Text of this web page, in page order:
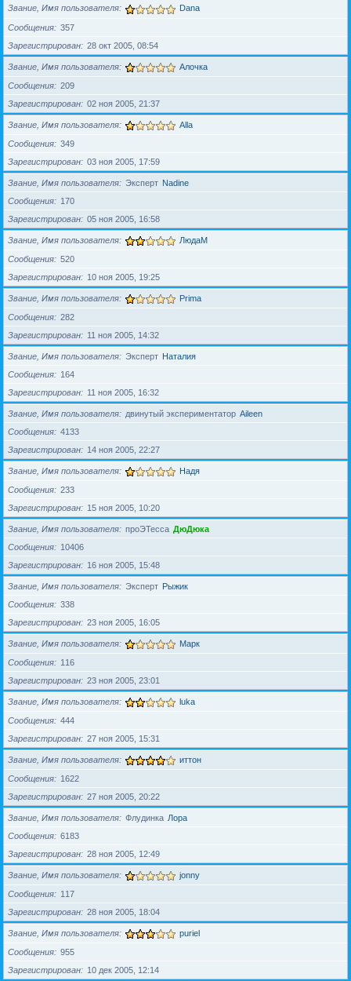
Звание, Имя пользователя Dana
Сообщения
357
Зарегистрирован
28 окт 2005, 08:54
Звание, Имя пользователя Алочка
Сообщения
209
Зарегистрирован
02 ноя 2005, 21:37
Звание, Имя пользователя Alla
Сообщения
349
Зарегистрирован
03 ноя 2005, 17:59
Звание, Имя пользователя Эксперт Nadine
Сообщения
170
Зарегистрирован
05 ноя 2005, 16:58
Звание, Имя пользователя ЛюдаМ
Сообщения
520
Зарегистрирован
10 ноя 2005, 19:25
Звание, Имя пользователя Prima
Сообщения
282
Зарегистрирован
11 ноя 2005, 14:32
Звание, Имя пользователя Эксперт Наталия
Сообщения
164
Зарегистрирован
11 ноя 2005, 16:32
Звание, Имя пользователя двинутый экспериментатор Aileen
Сообщения
4133
Зарегистрирован
14 ноя 2005, 22:27
Звание, Имя пользователя Надя
Сообщения
233
Зарегистрирован
15 ноя 2005, 10:20
Звание, Имя пользователя проЭТесса ДюДюка
Сообщения
10406
Зарегистрирован
16 ноя 2005, 15:48
Звание, Имя пользователя Эксперт Рыжик
Сообщения
338
Зарегистрирован
23 ноя 2005, 16:05
Звание, Имя пользователя Марк
Сообщения
116
Зарегистрирован
23 ноя 2005, 23:01
Звание, Имя пользователя luka
Сообщения
444
Зарегистрирован
27 ноя 2005, 15:31
Звание, Имя пользователя иттон
Сообщения
1622
Зарегистрирован
27 ноя 2005, 20:22
Звание, Имя пользователя Флудинка Лора
Сообщения
6183
Зарегистрирован
28 ноя 2005, 12:49
Звание, Имя пользователя jonny
Сообщения
117
Зарегистрирован
28 ноя 2005, 18:04
Звание, Имя пользователя puriel
Сообщения
955
Зарегистрирован
10 дек 2005, 12:14